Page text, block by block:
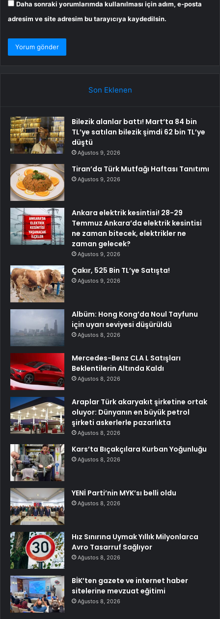
Daha sonraki yorumlarımda kullanılması için adım, e-posta
adresim ve site adresim bu tarayıcıya kaydedilsin.
Son Eklenen
Bilezik alanlar battı! Mart’ta 84 bin
TL’ye satılan bilezik şimdi 62 bin TL’ye
düştü
Ağustos 9, 2026
Tiran’da Türk Mutfağı Haftası Tanıtımı
Ağustos 9, 2026
Ankara elektrik kesintisi! 28-29
Temmuz Ankara’da elektrik kesintisi
ne zaman bitecek, elektrikler ne
zaman gelecek?
Ağustos 9, 2026
Çakır, 525 Bin TL’ye Satışta!
Ağustos 9, 2026
Albüm: Hong Kong’da Noul Tayfunu
için uyarı seviyesi düşürüldü
Ağustos 8, 2026
Mercedes-Benz CLA L Satışları
Beklentilerin Altında Kaldı
Ağustos 8, 2026
Araplar Türk akaryakıt şirketine ortak
oluyor: Dünyanın en büyük petrol
şirketi askerlerle pazarlıkta
Ağustos 8, 2026
Kars’ta Bıçakçılara Kurban Yoğunluğu
Ağustos 8, 2026
YENİ Parti’nin MYK’sı belli oldu
Ağustos 8, 2026
Hız Sınırına Uymak Yıllık Milyonlarca
Avro Tasarruf Sağlıyor
Ağustos 8, 2026
BİK’ten gazete ve internet haber
sitelerine mevzuat eğitimi
Ağustos 8, 2026